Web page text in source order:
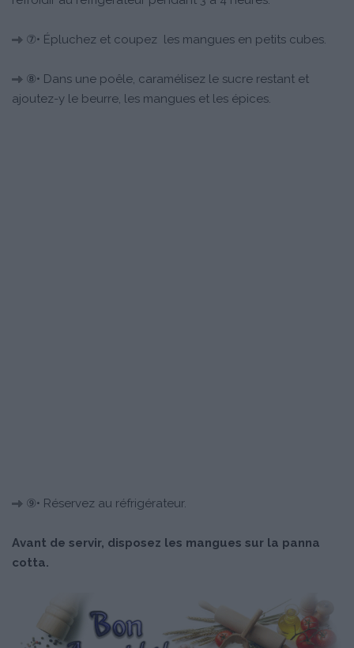
⑦• Épluchez et coupez les mangues en petits cubes.
⑧• Dans une poêle, caramélisez le sucre restant et
ajoutez-y le beurre, les mangues et les épices.
⑨• Réservez au réfrigérateur.
Avant de servir, disposez les mangues sur la panna
cotta.